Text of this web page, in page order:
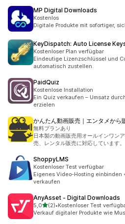
MP Digital Downloads
Kostenlos
Digitale Produkte mit sofortiger,
KeyDispatch: Auto License
Kostenloser Plan verfügbar
Eindeutige Lizenzschlüssel und
automatisch zustellen.
PaidQuiz
Kostenlose Installation
Ein Quiz verkaufen – Umsatz
erzielen
かんたん動画販売｜エンタメから
無料プランあり
日本製の動画販売用オールインワン
売、レンタル販売に対応しています。
ShoppyLMS
Kostenloser Test verfügbar
Eigenes Video-Hosting einbinden
verkaufen
AnyAsset ‑ Digital Downloads
5,0von 5 Sternen
(2)
2 Rezensionen insgesamt
•Kostenloser Test
Verkauf digitaler Produkte wie